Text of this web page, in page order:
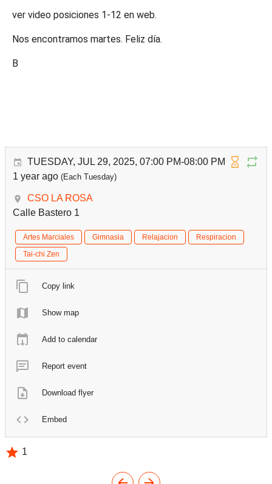
ver video posiciones 1-12 en web.
Nos encontramos martes. Feliz día.
B
TUESDAY, JUL 29, 2025, 07:00 PM-08:00 PM
1 year ago (Each Tuesday)
CSO LA ROSA
Calle Bastero 1
Artes Marciales Gimnasia Relajacion
Respiracion
Tai-chi Zen
Copy link
Show map
Add to calendar
Report event
Download flyer
Embed
1